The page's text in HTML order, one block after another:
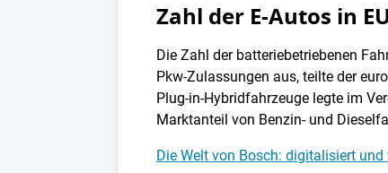
Zahl der E-Autos in
Die Zahl der batteriebetriebenen
Pkw-Zulassungen aus, teilte der
Plug-in-Hybridfahrzeuge legte im
Marktanteil von Benzin- und
Die Welt von Bosch: digitalisiert und